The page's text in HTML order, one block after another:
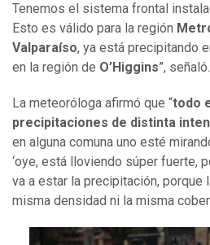
Tenemos el sistema frontal
Esto es válido para la región
Valparaíso, ya está precipitando
en la región de O’Higgins”, señaló.
La meteoróloga afirmó que “todo
precipitaciones de distinta
en alguna comuna uno esté
‘oye, está lloviendo súper fuerte,
va a estar la precipitación, porque
misma densidad ni la misma